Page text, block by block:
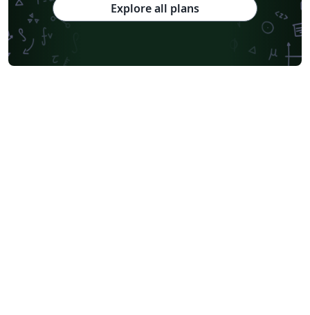
Explore all plans